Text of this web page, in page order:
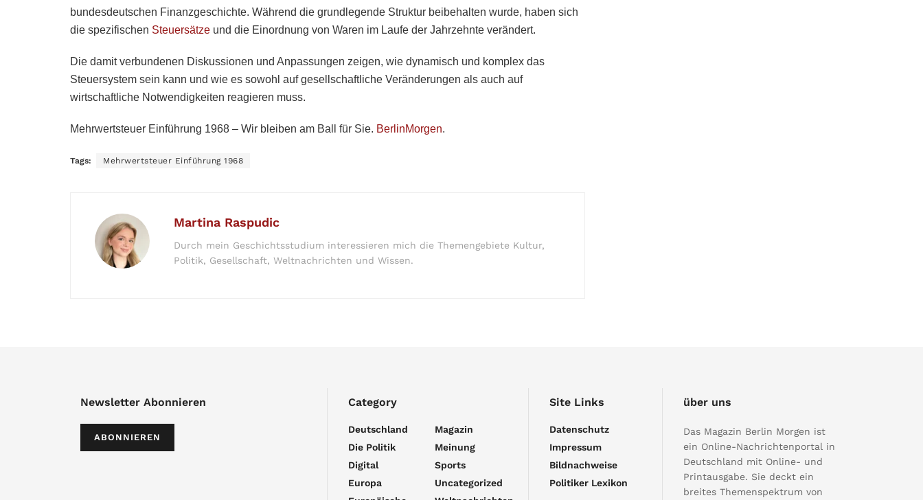
bundesdeutschen Finanzgeschichte. Während die grundlegende Struktur beibehalten wurde, haben sich
die spezifischen Steuersätze und die Einordnung von Waren im Laufe der Jahrzehnte verändert.
Die damit verbundenen Diskussionen und Anpassungen zeigen, wie dynamisch und komplex das
Steuersystem sein kann und wie es sowohl auf gesellschaftliche Veränderungen als auch auf
wirtschaftliche Notwendigkeiten reagieren muss.
Mehrwertsteuer Einführung 1968 – Wir bleiben am Ball für Sie. BerlinMorgen.
Tags: Mehrwertsteuer Einführung 1968
Martina Raspudic
Durch mein Geschichtsstudium interessieren mich die Themengebiete Kultur,
Politik, Gesellschaft, Weltnachrichten und Wissen.
Newsletter Abonnieren
ABONNIEREN
Category
Deutschland
Die Politik
Digital
Europa
Magazin
Meinung
Sports
Uncategorized
Site Links
Datenschutz
Impressum
Bildnachweise
Politiker Lexikon
über uns
Das Magazin Berlin Morgen ist
ein Online-Nachrichtenportal in
Deutschland mit Online- und
Printausgabe. Sie deckt ein
breites Themenspektrum von